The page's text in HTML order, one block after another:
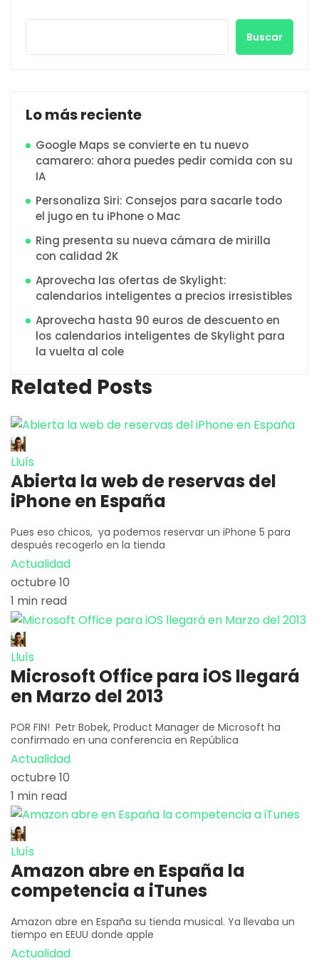
Buscar
Lo más reciente
Google Maps se convierte en tu nuevo
camarero: ahora puedes pedir comida con su
IA
Personaliza Siri: Consejos para sacarle todo
el jugo en tu iPhone o Mac
Ring presenta su nueva cámara de mirilla
con calidad 2K
Aprovecha las ofertas de Skylight:
calendarios inteligentes a precios irresistibles
Aprovecha hasta 90 euros de descuento en
los calendarios inteligentes de Skylight para
la vuelta al cole
Related Posts
Lluís
Abierta la web de reservas del
iPhone en España
Pues eso chicos, ya podemos reservar un iPhone 5 para
después recogerlo en la tienda
Actualidad
octubre 10
1 min read
Lluís
Microsoft Office para iOS llegará
en Marzo del 2013
POR FIN! Petr Bobek, Product Manager de Microsoft ha
confirmado en una conferencia en República
Actualidad
octubre 10
1 min read
Lluís
Amazon abre en España la
competencia a iTunes
Amazon abre en España su tienda musical. Ya llevaba un
tiempo en EEUU donde apple
Actualidad